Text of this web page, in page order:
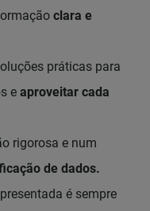
clara e
práticas para
e aproveitar cada
rigorosa e num
de dados.
é sempre